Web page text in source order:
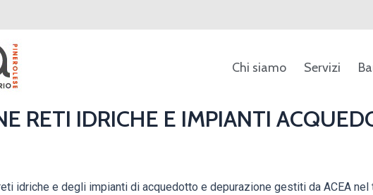
Chi siamo Servizi
RETI IDRICHE E IMPIANTI
idriche e degli impianti di acquedotto e depurazione gestiti da ACEA